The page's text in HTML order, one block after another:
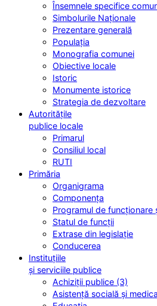
Însemnele specifice
Simbolurile Naționale
Prezentare generală
Populația
Monografia comunei
Obiective locale
Istoric
Monumente istorice
Strategia de dezvoltare
Autoritățile
publice locale
Primarul
Consiliul local
RUTI
Primăria
Organigrama
Componența
Programul de funcționare
Statul de funcții
Extrase din legislație
Conducerea
Instituțiile
și serviciile publice
Achiziții publice (3)
Asistență socială și